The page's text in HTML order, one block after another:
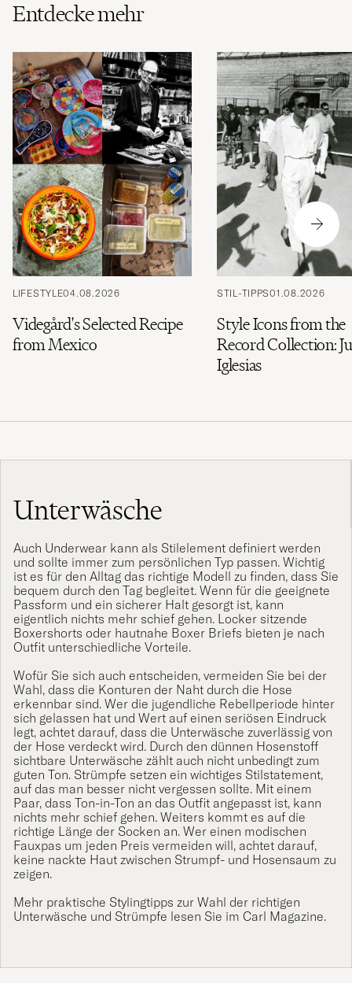
Entdecke mehr
LIFESTYLE04.08.2026
Videgård's Selected Recipe
from Mexico
STIL-TIPPS01.08.2026
Style Icons from the
Record Collection:
Iglesias
Unterwäsche
Auch Underwear kann als Stilelement definiert werden
und sollte immer zum persönlichen Typ passen. Wichtig
ist es für den Alltag das richtige Modell zu finden, dass Sie
bequem durch den Tag begleitet. Wenn für die geeignete
Passform und ein sicherer Halt gesorgt ist, kann
eigentlich nichts mehr schief gehen. Locker sitzende
Boxershorts oder hautnahe Boxer Briefs bieten je nach
Outfit unterschiedliche Vorteile.
Wofür Sie sich auch entscheiden, vermeiden Sie bei der
Wahl, dass die Konturen der Naht durch die Hose
erkennbar sind. Wer die jugendliche Rebellperiode hinter
sich gelassen hat und Wert auf einen seriösen Eindruck
legt, achtet darauf, dass die Unterwäsche zuverlässig von
der Hose verdeckt wird. Durch den dünnen Hosenstoff
sichtbare Unterwäsche zählt auch nicht unbedingt zum
guten Ton. Strümpfe setzen ein wichtiges Stilstatement,
auf das man besser nicht vergessen sollte. Mit einem
Paar, dass Ton-in-Ton an das Outfit angepasst ist, kann
nichts mehr schief gehen. Weiters kommt es auf die
richtige Länge der Socken an. Wer einen modischen
Fauxpas um jeden Preis vermeiden will, achtet darauf,
keine nackte Haut zwischen Strumpf- und Hosensaum zu
zeigen.
Mehr praktische Stylingtipps zur Wahl der richtigen
Unterwäsche und Strümpfe lesen Sie im Carl Magazine.